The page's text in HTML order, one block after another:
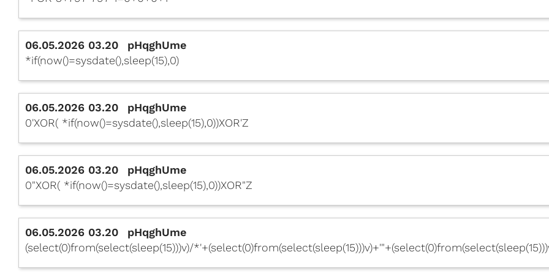
06.05.2026 03.20
pHqghUme
*if(now()=sysdate(),sleep(15),0)
06.05.2026 03.20
pHqghUme
0'XOR( *if(now()=sysdate(),sleep(15),0))XOR'Z
06.05.2026 03.20
pHqghUme
0"XOR( *if(now()=sysdate(),sleep(15),0))XOR"Z
06.05.2026 03.20
pHqghUme
(select(0)from(select(sleep(15)))v)/